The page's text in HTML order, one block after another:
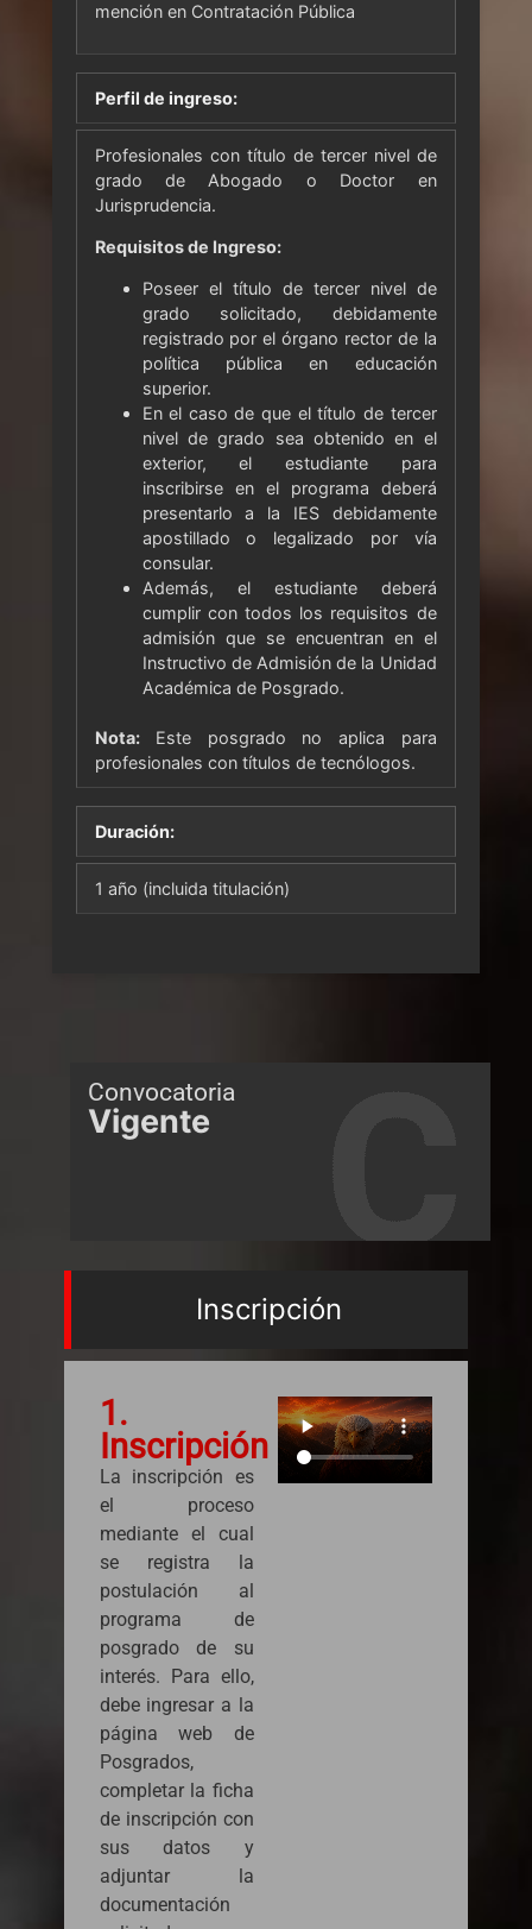
mención en Contratación Pública
Perfil de ingreso:
Profesionales con título de tercer nivel de
grado de Abogado o Doctor en
Jurisprudencia.
Requisitos de Ingreso:
Poseer el título de tercer nivel de
grado solicitado, debidamente
registrado por el órgano rector de la
política pública en educación
superior.
En el caso de que el título de tercer
nivel de grado sea obtenido en el
exterior, el estudiante para
inscribirse en el programa deberá
presentarlo a la IES debidamente
apostillado o legalizado por vía
consular.
Además, el estudiante deberá
cumplir con todos los requisitos de
admisión que se encuentran en el
Instructivo de Admisión de la Unidad
Académica de Posgrado.
Nota:Este posgrado no aplica para
profesionales con títulos de tecnólogos.
Duración:
1 año (incluida titulación)
Convocatoria
Vigente
Inscripción
1.
Inscripción
La inscripción es
el proceso
mediante el cual
se registra la
postulación al
programa de
posgrado de su
interés. Para ello,
debe ingresar a la
página web de
Posgrados,
completar la ficha
de inscripción con
sus datos y
adjuntar la
documentación